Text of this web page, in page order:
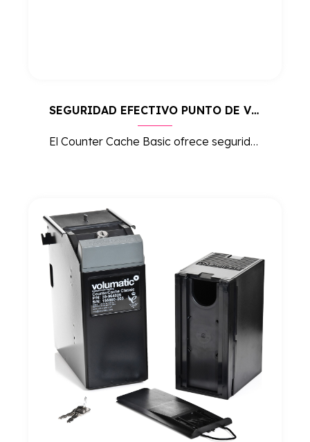
SEGURIDAD EFECTIVO PUNTO DE VENTA COUNTER CACHE BASIC
El Counter Cache Basic ofrece seguridad avanzada para el manejo de efectivo en puntos de venta, asegurando que el efectivo esté protegido contra robos y errores operativos.